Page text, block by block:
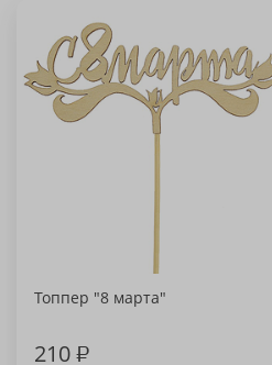
Топпер "8 марта"
210₽